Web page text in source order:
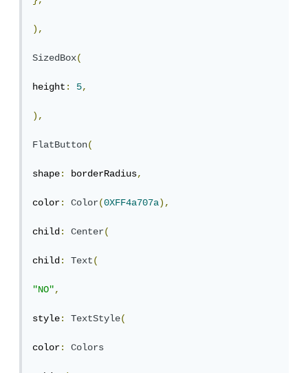
),
SizedBox(
height: 5,
),
FlatButton(
shape: borderRadius,
color: Color(0XFF4a707a),
child: Center(
child: Text(
"NO",
style: TextStyle(
color: Colors